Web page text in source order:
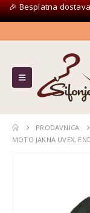
🎉 Besplatna
PRODAVNICA
MOTO JAKNA UVEX,